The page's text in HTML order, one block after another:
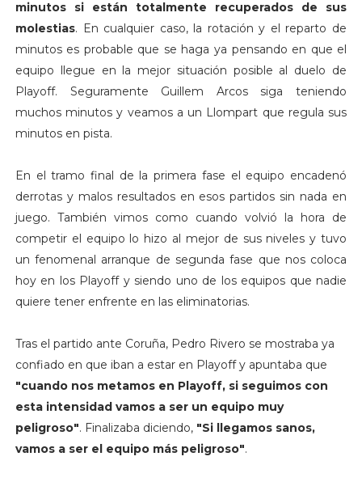
minutos si están totalmente recuperados de sus
molestias. En cualquier caso, la rotación y el reparto de
minutos es probable que se haga ya pensando en que el
equipo llegue en la mejor situación posible al duelo de
Playoff. Seguramente Guillem Arcos siga teniendo
muchos minutos y veamos a un Llompart que regula sus
minutos en pista.
En el tramo final de la primera fase el equipo encadenó
derrotas y malos resultados en esos partidos sin nada en
juego. También vimos como cuando volvió la hora de
competir el equipo lo hizo al mejor de sus niveles y tuvo
un fenomenal arranque de segunda fase que nos coloca
hoy en los Playoff y siendo uno de los equipos que nadie
quiere tener enfrente en las eliminatorias.
Tras el partido ante Coruña, Pedro Rivero se mostraba ya
confiado en que iban a estar en Playoff y apuntaba que
"cuando nos metamos en Playoff, si seguimos con
esta intensidad vamos a ser un equipo muy
peligroso". Finalizaba diciendo, "Si llegamos sanos,
vamos a ser el equipo más peligroso".